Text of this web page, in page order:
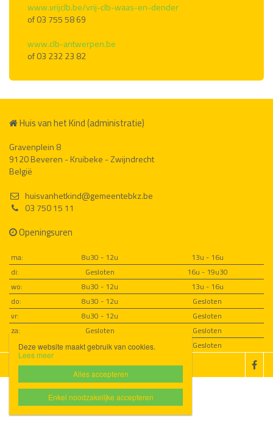
www.vrijclb.be/vrij-clb-waas-en-dender
of 03 755 58 69
www.clb-antwerpen.be
of 03 232 23 82
Huis van het Kind (administratie)
Gravenplein 8
9120 Beveren - Kruibeke - Zwijndrecht
België
huisvanhetkind@gemeentebkz.be
03 750 15 11
Openingsuren
ma: 8u30 - 12u
13u - 16u
di:
Gesloten
16u - 19u30
wo:
8u30 - 12u
13u - 16u
do:
8u30 - 12u
Gesloten
vr:
8u30 - 12u
Gesloten
za:
Gesloten
Gesloten
zo:
Gesloten Gesloten
Disclaimer Privacybeleid
Website door Livalos
Deze website maakt gebruik van cookies.
Lees meer
Alles accepteren
Enkel noodzakelijke accepteren